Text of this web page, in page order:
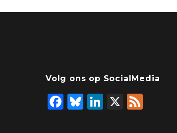
Volg ons op SocialMedia
F
Bl
Li
X